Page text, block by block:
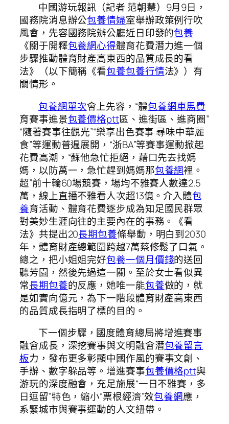
中國游玩報訊（記者 范朝慧）9月9日，
國務院消息辦公包養情婦室舉辦政策例行吹
風會，先容國務院辦公廳近日印發的包養
《關于開釋包養網心得體育花費潛力進一個
步驟推動體育財產高東西的品質成長的看
法》（以下簡稱《看包養包養行情法》）有
關情形。
包養網單次會上先容，“體包養網車馬費
育賽事進景包養價格ptt區、進街區、進商圈”
“隨著賽事往觀光”“樂享出色賽事 尋味中華麗
食”等運動普遍展開，“浙BA”等賽事運動掀起
花費高潮，“蘇他急忙拒絕，藉口先去找媽
媽，以防萬一，急忙趕到媽媽那包養網裡。
超”前十輪60場競賽，場均不雅賽人數達2.5
萬，線上直播不雅看人次超13億。介入體包
養育活動、體育花費逐步成為知足國民群眾
對美妙生涯向往的主要內在的事務。《看
法》共提出20長期包養條舉動，明白到2030
年，體育財產總範圍跨越7萬蔡修鬆了口氣。
總之，把小姐姐完好包養一個月價錢的送回
聽芳園，然後先過這一關。至於女士看似異
常長期包養的反應，她唯一能包養做的，就
是如實向億元，為下一階段體育財產高東西
的品質成長指明了標的目的。
下一個步驟，國度體育總局將增進賽事
融會成長，深挖賽事與文明融會潛包養留言
板力，發布更多彰顯中國作風的賽事文創、
手辦、數字躲品等。增進賽事包養價格ptt與
游玩的深度融會，充足施展“一日不雅賽，多
日逗留”特色，縮小“票根經濟”效包養網應，
系緊城市與賽事運動的人文紐帶。